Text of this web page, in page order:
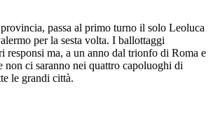
passa al primo turno il solo Leoluca
per la sesta volta. I ballottaggi
responsi ma, a un anno dal trionfo di Roma e
non ci saranno nei quattro capoluoghi di
le grandi città.